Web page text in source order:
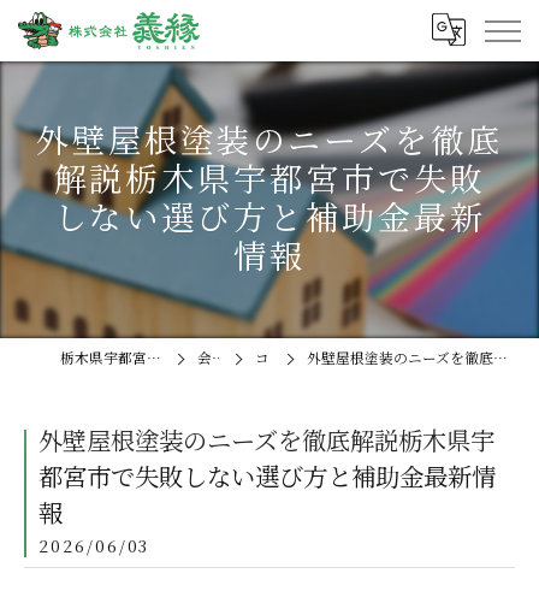
外壁屋根塗装のニーズを徹底
解説栃木県宇都宮市で失敗
しない選び方と補助金最新
情報
栃木県宇都宮の外壁塗装なら株式会社義縁 会社概要 外壁屋根塗装のニーズを徹底解説栃木県宇都宮市で失敗しない選び方と補助金最新情報
外壁屋根塗装のニーズを徹底解説栃木県宇
都宮市で失敗しない選び方と補助金最新情
報
2026/06/03